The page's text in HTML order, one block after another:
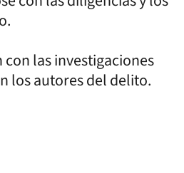
las investigaciones
los autores del delito.